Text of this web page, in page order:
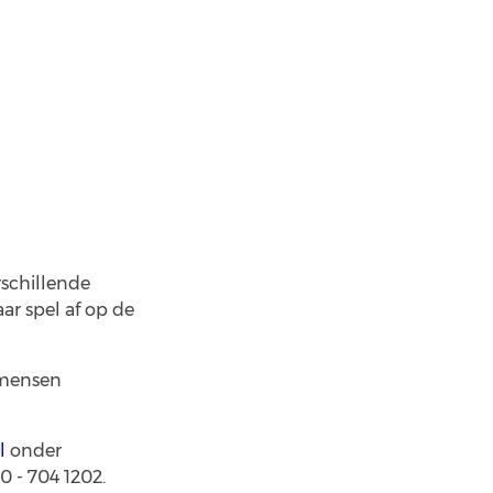
spel af op de
onder
- 704 1202.